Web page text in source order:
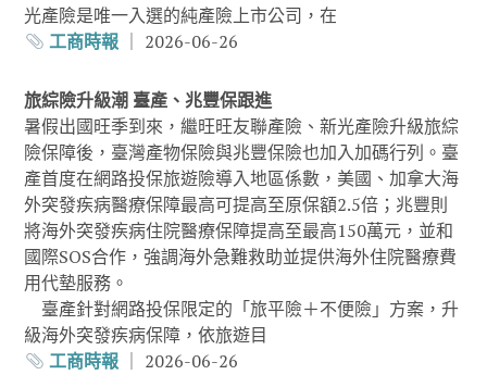
光產險是唯一入選的純產險上市公司，在
工商時報｜ 2026-06-26
旅綜險升級潮 臺產、兆豐保跟進
暑假出國旺季到來，繼旺旺友聯產險、新光產險升級旅綜
險保障後，臺灣產物保險與兆豐保險也加入加碼行列。臺
產首度在網路投保旅遊險導入地區係數，美國、加拿大海
外突發疾病醫療保障最高可提高至原保額2.5倍；兆豐則
將海外突發疾病住院醫療保障提高至最高150萬元，並和
國際SOS合作，強調海外急難救助並提供海外住院醫療費
用代墊服務。
臺產針對網路投保限定的「旅平險＋不便險」方案，升
級海外突發疾病保障，依旅遊目
工商時報｜ 2026-06-26